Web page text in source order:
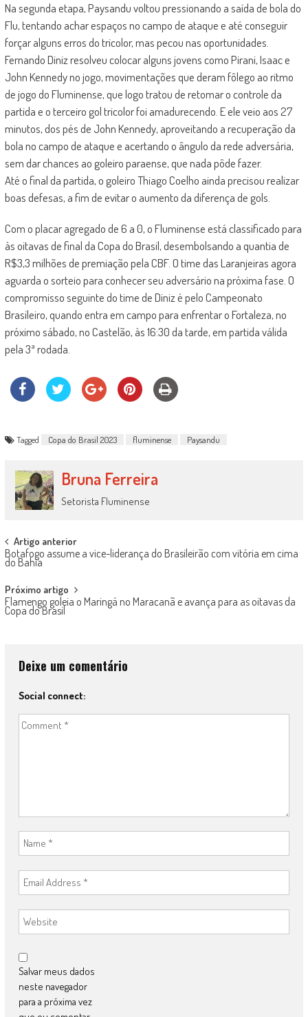
Na segunda etapa, Paysandu voltou pressionando a saída de bola do
Flu, tentando achar espaços no campo de ataque e até conseguir
forçar alguns erros do tricolor, mas pecou nas oportunidades.
Fernando Diniz resolveu colocar alguns jovens como Pirani, Isaac e
John Kennedy no jogo, movimentações que deram fôlego ao ritmo
de jogo do Fluminense, que logo tratou de retomar o controle da
partida e o terceiro gol tricolor foi amadurecendo. E ele veio aos 27
minutos, dos pés de John Kennedy, aproveitando a recuperação da
bola no campo de ataque e acertando o ângulo da rede adversária,
sem dar chances ao goleiro paraense, que nada pôde fazer.
Até o final da partida, o goleiro Thiago Coelho ainda precisou realizar
boas defesas, a fim de evitar o aumento da diferença de gols.
Com o placar agregado de 6 a 0, o Fluminense está classificado para
às oitavas de final da Copa do Brasil, desembolsando a quantia de
R$3,3 milhões de premiação pela CBF. O time das Laranjeiras agora
aguarda o sorteio para conhecer seu adversário na próxima fase. O
compromisso seguinte do time de Diniz é pelo Campeonato
Brasileiro, quando entra em campo para enfrentar o Fortaleza, no
próximo sábado, no Castelão, às 16:30 da tarde, em partida válida
pela 3ª rodada.
Tagged Copa do Brasil 2023 fluminense Paysandu
Bruna Ferreira
Setorista Fluminense
Post
navigation
Artigo anterior
Botafogo assume a vice-liderança do Brasileirão com vitória em cima
do Bahia
Próximo artigo
Flamengo goleia o Maringá no Maracanã e avança para as oitavas da
Copa do Brasil
Deixe um comentário
Social connect:
Salvar meus dados
neste navegador
para a próxima vez